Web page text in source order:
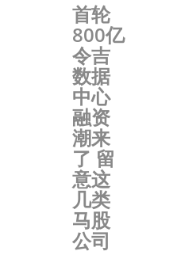
首轮
800亿
令吉
数据
中心
融资
潮来
了 留
意这
几类
马股
公司